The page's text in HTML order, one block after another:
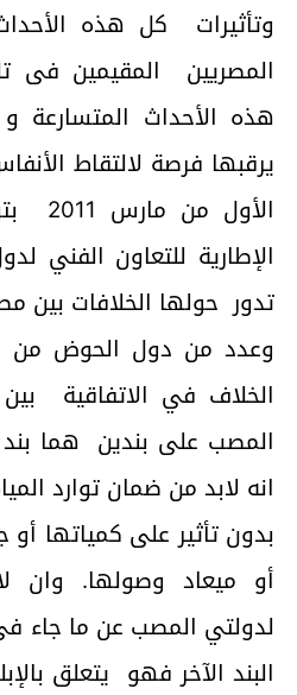
وتأثيرات كل هذه
المصريين المقيمين فى
هذه الأحداث
يرقبها فرصة لالتقاط
الإطارية للتعاون الفني
تدور حولها الخلافات بين
وعدد من دول الحوض من
الخلاف في الاتفاقية
المصب على بندين هما
انه لابد من ضمان توارد
بدون تأثير على كمياتها
أو ميعاد وصولها. وان
البند الآخر فهو يتعلق